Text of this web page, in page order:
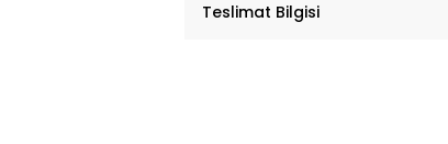
Teslimat Bilgisi